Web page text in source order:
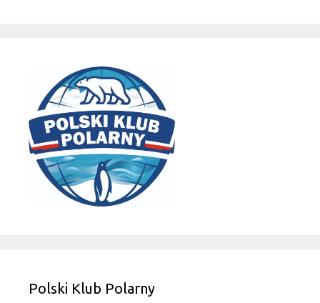
Polski Klub Polarny